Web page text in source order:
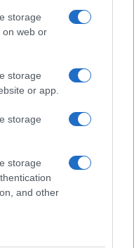
storage
on web or
storage
or app.
storage
storage
and other
LAVORA CON NOI